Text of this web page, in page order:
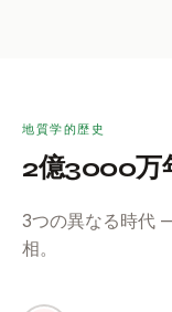
地質学的歴史
2億3000万
3つの異なる時代
相。